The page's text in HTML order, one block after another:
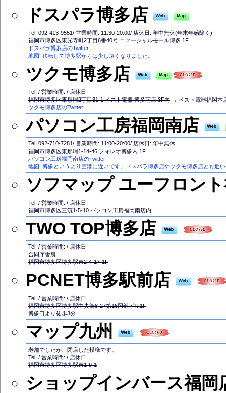
ドスパラ博多店
Tel: 092-413-9551/ 営業時間: 11:30-20:00/ 店休日: 年中無休(年末年始除く)
福岡市博多区東光寺町2丁目6番40号 コマーシャルモール博多 1F
ドスパラ博多店のTwitter
地図: 移転して博多駅からは少し遠くなりました。
ツクモ博多店
Tel: / 営業時間: / 店休日:
福岡市博多区東那珂2丁目31-1 ベスト電器 博多南店 3F内 → ベスト電器福岡本
ツクモ博多店のTwitter
パソコン工房福岡南店
Tel: 092-710-7281/ 営業時間: 11:00-20:00/ 店休日: 年中無休
福岡市博多区東那珂1-14-46 フォレオ博多内 1F
パソコン工房福岡南店のTwitter
地図: 博多というより空港に近いです。ドスパラ博多店やツクモ博多店とも近
ソフマップ ユーフロン
Tel: / 営業時間: / 店休日:
福岡市博多区三筑1-5-10 パソコン工房福岡南店内
TWO TOP博多店
Tel: / 営業時間: / 店休日:
合同庁舎裏
福岡市博多区博多駅東2-4-17-1F
PCNET博多駅前店
Tel: / 営業時間: / 店休日:
福岡市博多区博多駅中央街8-27第16岡部ビル1F
博多口より徒歩3分
マップ九州
老舗でしたが、閉店した模様です。
Tel: / 営業時間: / 店休日:
福岡市博多区博多駅東1-9-1
ショップインバース福岡